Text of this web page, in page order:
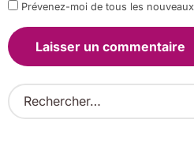
Prévenez-moi de tous les
R
e